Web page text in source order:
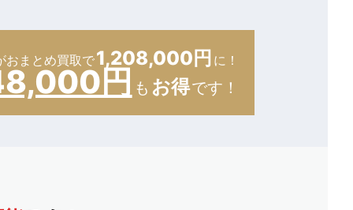
おまとめ買取で1,208,000円 に！
円 も お得です！